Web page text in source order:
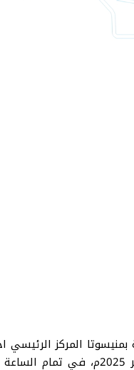
المركز
رئيس القسم، وذلك مساء يوم الأربعاء 18